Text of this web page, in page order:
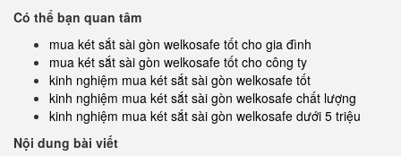
Có thể bạn quan tâm
mua két sắt sài gòn welkosafe tốt cho gia đình
mua két sắt sài gòn welkosafe tốt cho công ty
kinh nghiệm mua két sắt sài gòn welkosafe tốt
kinh nghiệm mua két sắt sài gòn welkosafe chất lượng
kinh nghiệm mua két sắt sài gòn welkosafe dưới 5 triệu
Nội dung bài viết